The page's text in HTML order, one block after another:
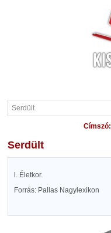
Címszó:
Serdült
l. Életkor.
Forrás: Pallas Nagylexikon